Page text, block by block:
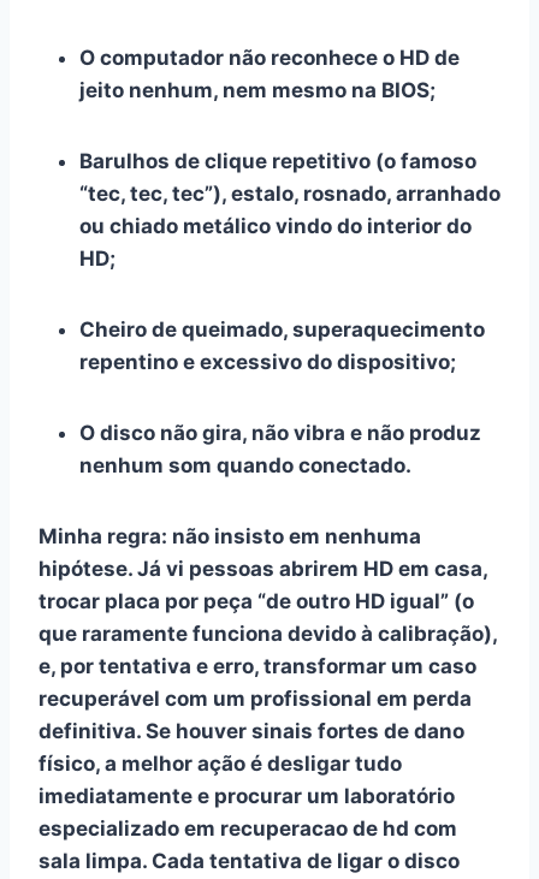
O computador não reconhece o HD de
jeito nenhum, nem mesmo na BIOS;
Barulhos de clique repetitivo (o famoso
“tec, tec, tec”), estalo, rosnado, arranhado
ou chiado metálico vindo do interior do
HD;
Cheiro de queimado, superaquecimento
repentino e excessivo do dispositivo;
O disco não gira, não vibra e não produz
nenhum som quando conectado.
Minha regra: não insisto em nenhuma
hipótese. Já vi pessoas abrirem HD em casa,
trocar placa por peça “de outro HD igual” (o
que raramente funciona devido à calibração),
e, por tentativa e erro, transformar um caso
recuperável com um profissional em perda
definitiva. Se houver sinais fortes de dano
físico, a melhor ação é desligar tudo
imediatamente e procurar um laboratório
especializado em recuperacao de hd com
sala limpa. Cada tentativa de ligar o disco